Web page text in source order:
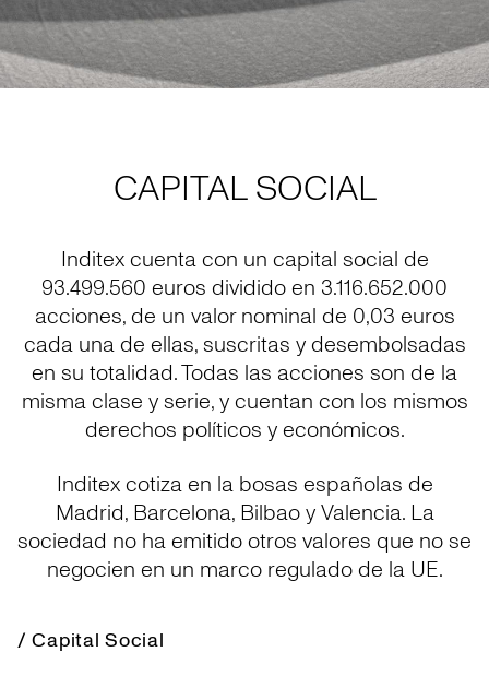
CAPITAL SOCIAL
Inditex cuenta con un capital social de
93.499.560 euros dividido en 3.116.652.000
acciones, de un valor nominal de 0,03 euros
cada una de ellas, suscritas y desembolsadas
en su totalidad. Todas las acciones son de la
misma clase y serie, y cuentan con los mismos
derechos políticos y económicos.
Inditex cotiza en la bosas españolas de
Madrid, Barcelona, Bilbao y Valencia. La
sociedad no ha emitido otros valores que no se
negocien en un marco regulado de la UE.
/ Capital Social